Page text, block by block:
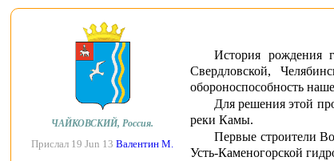
ЧАЙКОВСКИЙ, Россия.
Прислал 19 Jun 13 Валентин М.
История рождения
Свердловской,
обороноспособность
Для решения этой
реки Камы.
Первые строители
Усть-Каменогорской